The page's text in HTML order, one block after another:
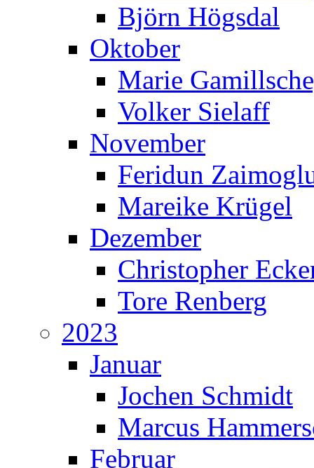
Björn Högsdal
Oktober
Marie
Volker Sielaff
November
Feridun
Mareike Krügel
Dezember
Christopher
Tore Renberg
2023
Januar
Jochen Schmidt
Marcus
Februar